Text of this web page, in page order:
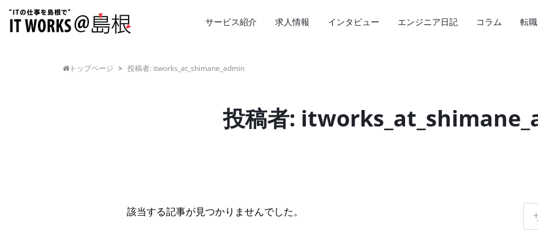
サービス紹介 求人情報 インタビュー エンジニア日記 コラム 転
トップページ > 投稿者: itworks_at_shimane_admin
投稿者:
該当する記事が見つかりませんでした。